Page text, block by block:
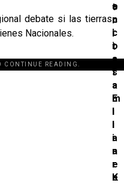
debate si las tierras
Nacionales.
CONTINUE READING.
t
r
i
t
o
a
e
n
c
i
a
s
a
E
l
i
a
n
e
K
o
c
i
o
s
f
a
m
i
l
i
a
r
e